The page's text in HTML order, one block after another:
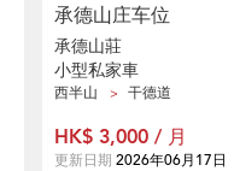
承德山庄车位
承德山莊
小型私家車
西半山 干德道
HK$ 3,000 / 月
更新日期 2026年06月17日